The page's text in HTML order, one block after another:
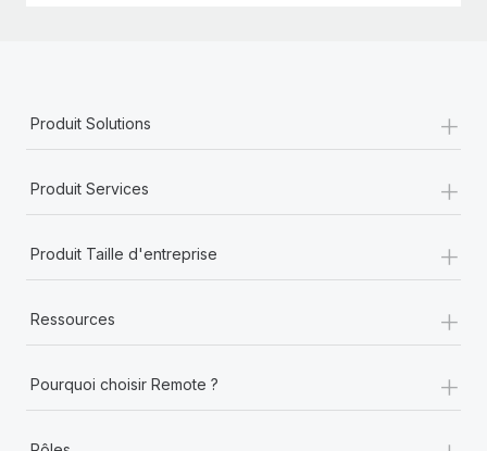
Produit Solutions +
Produit Services +
Produit Taille d'entreprise +
Ressources +
Pourquoi choisir Remote ? +